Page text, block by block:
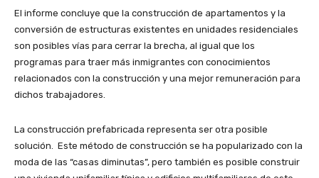
El informe concluye que la construcción de apartamentos y la
conversión de estructuras existentes en unidades residenciales
son posibles vías para cerrar la brecha, al igual que los
programas para traer más inmigrantes con conocimientos
relacionados con la construcción y una mejor remuneración para
dichos trabajadores.
La construcción prefabricada representa ser otra posible
solución. Este método de construcción se ha popularizado con la
moda de las “casas diminutas”, pero también es posible construir